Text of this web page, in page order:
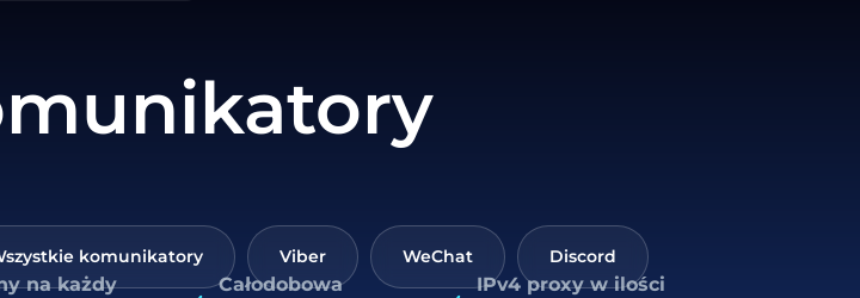
komunikatory Viber WeChat Discord
na każdy
Całodobowa
IPv4 proxy w ilości